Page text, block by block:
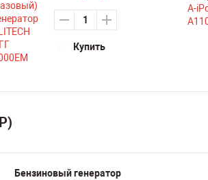
Купить
Бензиновый генератор